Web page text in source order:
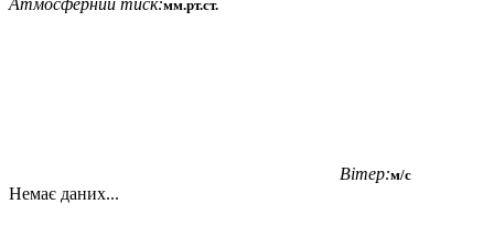
Атмосферний тиск:мм.рт.ст.
Вітер:м/с
Немає даних...